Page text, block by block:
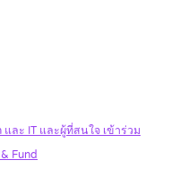
ละ IT และผู้ที่สนใจ เข้าร่วม
Fund